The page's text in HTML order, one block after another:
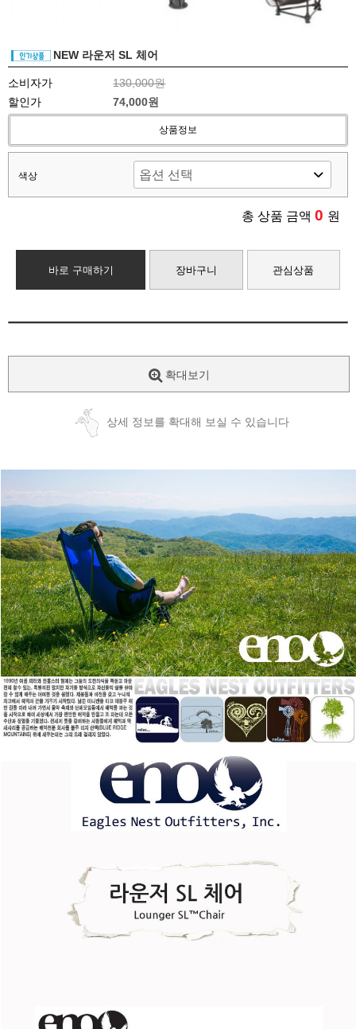
NEW 라운저 SL 체어
소비자가
130,000원
할인가
74,000원
상품정보
색상
총 상품 금액 0 원
바로 구매하기 장바구니 관심상품
확대보기
상세 정보를 확대해 보실 수 있습니다